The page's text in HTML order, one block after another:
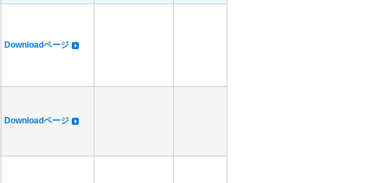
Downloadページ
Downloadページ